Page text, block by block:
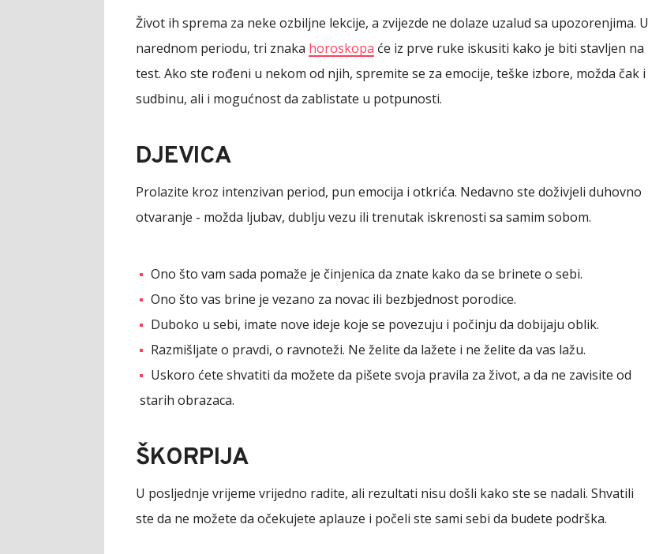
Život ih sprema za neke ozbiljne lekcije, a zvijezde ne dolaze uzalud sa upozorenjima. U
narednom periodu, tri znaka horoskopa će iz prve ruke iskusiti kako je biti stavljen na
test. Ako ste rođeni u nekom od njih, spremite se za emocije, teške izbore, možda čak i
sudbinu, ali i mogućnost da zablistate u potpunosti.
DJEVICA
Prolazite kroz intenzivan period, pun emocija i otkrića. Nedavno ste doživjeli duhovno
otvaranje - možda ljubav, dublju vezu ili trenutak iskrenosti sa samim sobom.
Ono što vam sada pomaže je činjenica da znate kako da se brinete o sebi.
Ono što vas brine je vezano za novac ili bezbjednost porodice.
Duboko u sebi, imate nove ideje koje se povezuju i počinju da dobijaju oblik.
Razmišljate o pravdi, o ravnoteži. Ne želite da lažete i ne želite da vas lažu.
Uskoro ćete shvatiti da možete da pišete svoja pravila za život, a da ne zavisite od
starih obrazaca.
ŠKORPIJA
U posljednje vrijeme vrijedno radite, ali rezultati nisu došli kako ste se nadali. Shvatili
ste da ne možete da očekujete aplauze i počeli ste sami sebi da budete podrška.